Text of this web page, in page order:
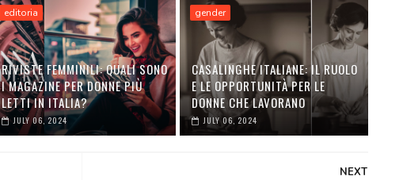
editoria
RIVISTE FEMMINILI: QUALI SONO
I MAGAZINE PER DONNE PIÙ
LETTI IN ITALIA?
JULY 06, 2024
gender
CASALINGHE ITALIANE: IL RUOLO
E LE OPPORTUNITÀ PER LE
DONNE CHE LAVORANO
JULY 06, 2024
NEXT